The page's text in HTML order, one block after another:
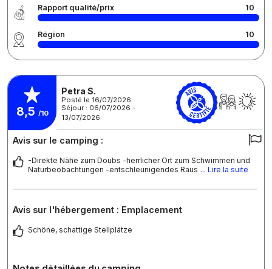
Rapport qualité/prix 10
Région 10
8,5 /10
Petra S.
Posté le 16/07/2026
Séjour : 06/07/2026 -
13/07/2026
Avis sur le camping :
-Direkte Nähe zum Doubs -herrlicher Ort zum Schwimmen und
Naturbeobachtungen -entschleunigendes Raus ... Lire la suite
Avis sur l'hébergement : Emplacement
Schöne, schattige Stellplätze